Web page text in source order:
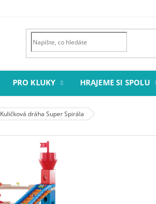
PRO KLUKY HRAJEME SI SPOLU
Kuličková dráha Super Spirála